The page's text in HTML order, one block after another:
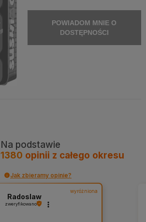
POWIADOM MNIE O
DOSTĘPNOŚCI
Na podstawie
1380 opinii z całego okresu
Jak zbieramy opinie?
wyróżniona
Radoslaw
zweryfikowano